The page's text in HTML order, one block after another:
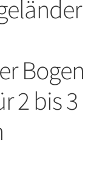
Bogen
2 bis 3